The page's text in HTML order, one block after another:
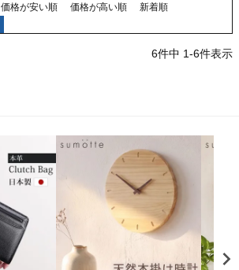
価格が安い順 価格が高い順
新着順
6件中 1-6件表示